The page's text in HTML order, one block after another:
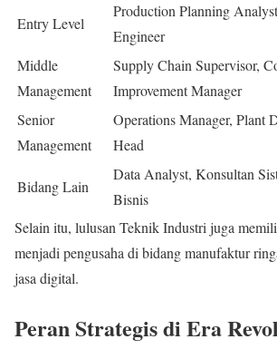
Entry Level
Production Planning
Engineer
Middle
Management
Supply Chain Supervisor,
Improvement Manager
Senior
Management
Operations Manager, Plant
Head
Bidang Lain
Data Analyst, Konsultan
Bisnis
Selain itu, lulusan Teknik Industri juga
menjadi pengusaha di bidang manufaktur
jasa digital.
Peran Strategis di Era